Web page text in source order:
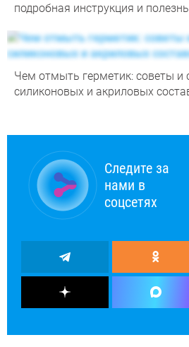
подробная инструкция и
Чем отмыть герметик: советы и
силиконовых и акриловых
Следите за
нами в
соцсетях